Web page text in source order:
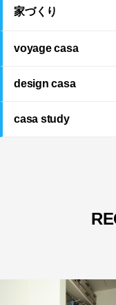
家づくり
voyage casa
design casa
casa study